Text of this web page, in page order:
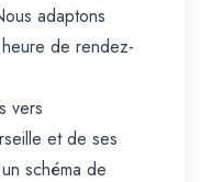
adaptons
de rendez-
vers
et de ses
schéma de